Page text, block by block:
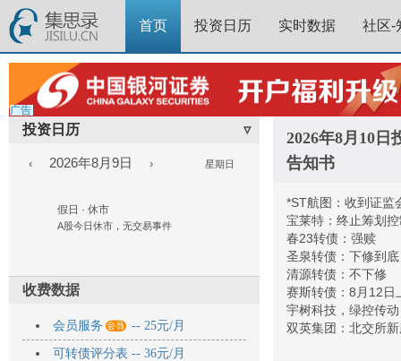
首页 投资日历 实时数据 社区-
广告
投资日历 ▿
‹ 2026年8月9日 › 星期日
假日 · 休市
A股今日休市，无交易事件
收费数据
会员服务  -- 25元/月
可转债评分表 -- 36元/月
2026年8月10
告知书
*ST航图：收到证监
宝莱特：终止筹划
春23转债：强赎
圣泉转债：下修到底
清源转债：不下修
赛斯转债：8月12日
宇树科技，绿控传
双英集团：北交所